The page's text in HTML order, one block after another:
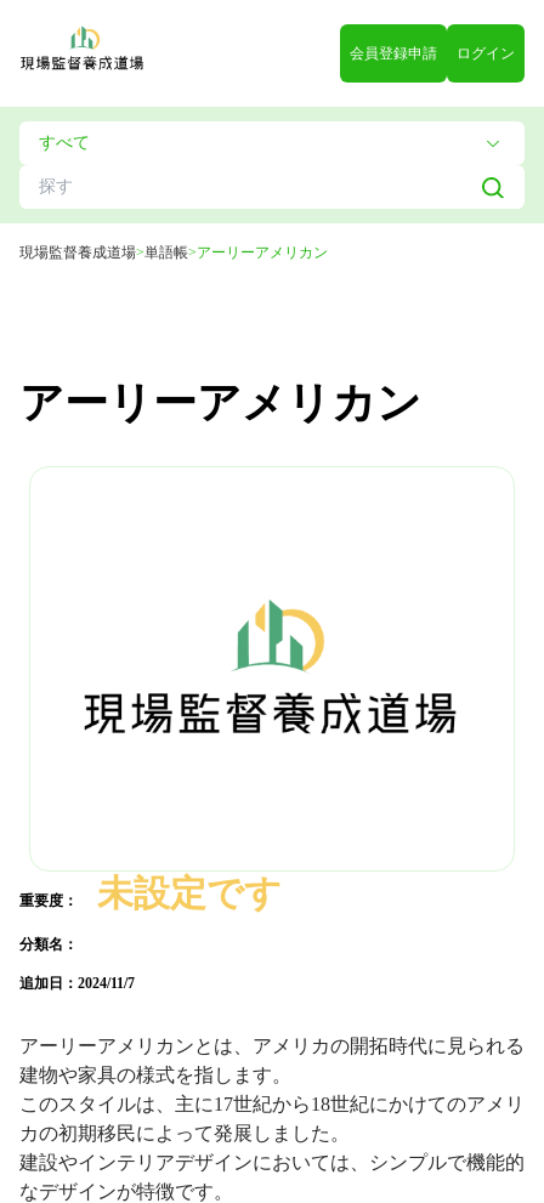
会員登録申請 ログイン
現場監督養成道場>単語帳>アーリーアメリカン
アーリーアメリカン
重要度： 未設定です
分類名：
追加日： 2024/11/7
アーリーアメリカンとは、アメリカの開拓時代に見られる
建物や家具の様式を指します。
このスタイルは、主に17世紀から18世紀にかけてのアメリ
カの初期移民によって発展しました。
建設やインテリアデザインにおいては、シンプルで機能的
なデザインが特徴です。